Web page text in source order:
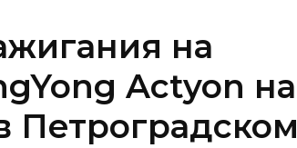
на
Actyon на
Петроградском